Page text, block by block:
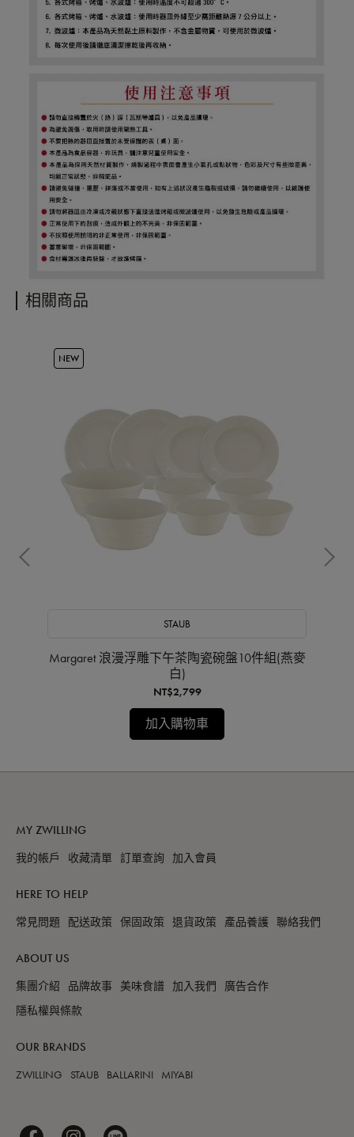
相關商品
NEW
STAUB
Margaret 浪漫浮雕下午茶陶瓷碗盤10件組(燕麥
白)
NT$2,799
加入購物車
MY ZWILLING
我的帳戶 收藏清單 訂單查詢 加入會員
HERE TO HELP
常見問題 配送政策 保固政策 退貨政策 產品養護 聯絡我們
ABOUT US
集團介紹 品牌故事 美味食譜 加入我們
廣告合作
隱私權與條款
OUR BRANDS
ZWILLING STAUB BALLARINI MIYABI